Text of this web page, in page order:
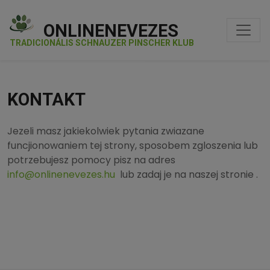
ONLINENEVEZES
TRADICIONÁLIS SCHNAUZER PINSCHER KLUB
KONTAKT
Jezeli masz jakiekolwiek pytania zwiazane
funcjionowaniem tej strony, sposobem zgloszenia lub
potrzebujesz pomocy pisz na adres
info@onlinenevezes.hu lub zadaj je na naszej stronie .